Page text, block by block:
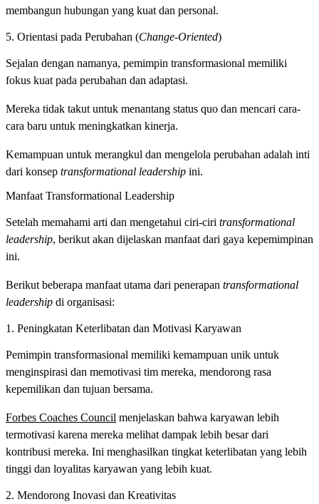
membangun hubungan yang kuat dan personal.
5. Orientasi pada Perubahan (Change-Oriented)
Sejalan dengan namanya, pemimpin transformasional memiliki
fokus kuat pada perubahan dan adaptasi.
Mereka tidak takut untuk menantang status quo dan mencari cara-
cara baru untuk meningkatkan kinerja.
Kemampuan untuk merangkul dan mengelola perubahan adalah inti
dari konsep transformational leadership ini.
Manfaat Transformational Leadership
Setelah memahami arti dan mengetahui ciri-ciri transformational
leadership, berikut akan dijelaskan manfaat dari gaya kepemimpinan
ini.
Berikut beberapa manfaat utama dari penerapan transformational
leadership di organisasi:
1. Peningkatan Keterlibatan dan Motivasi Karyawan
Pemimpin transformasional memiliki kemampuan unik untuk
menginspirasi dan memotivasi tim mereka, mendorong rasa
kepemilikan dan tujuan bersama.
Forbes Coaches Council menjelaskan bahwa karyawan lebih
termotivasi karena mereka melihat dampak lebih besar dari
kontribusi mereka. Ini menghasilkan tingkat keterlibatan yang lebih
tinggi dan loyalitas karyawan yang lebih kuat.
2. Mendorong Inovasi dan Kreativitas